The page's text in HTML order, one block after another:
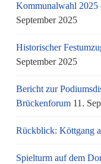
Kommunalwahl 2025
September 2025
Historischer
September 2025
Bericht zur
Brückenforum 11.
Rückblick: Köttgang
Spielturm auf dem